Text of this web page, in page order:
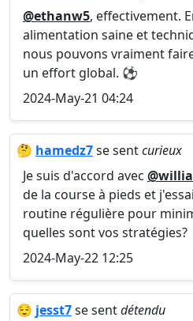
@ethanw5, effectivement.
alimentation saine et
nous pouvons vraiment
un effort global. ⚽
2024-May-21 04:24
🤔 hamedz7se sentcurieux
Je suis d'accord avec
de la course à pieds et
routine régulière pour
quelles sont vos stratégies?
2024-May-22 12:25
😌 jesst7se sentdétendu